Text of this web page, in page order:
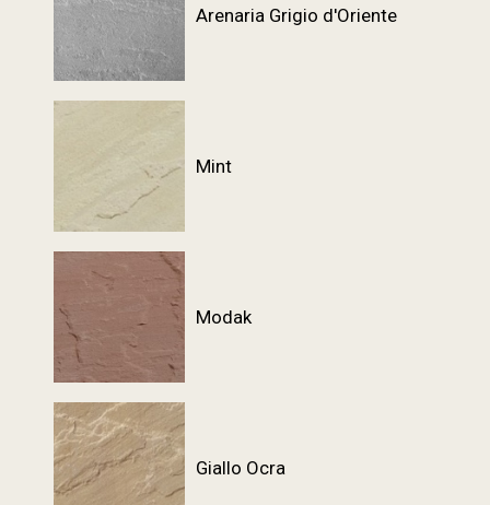
Arenaria Grigio d'Oriente
Mint
Modak
Giallo Ocra